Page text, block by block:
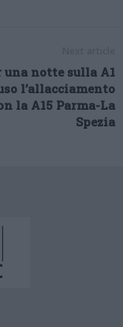
una notte sulla A1
l’allacciamento
la A15 Parma-La
Spezia